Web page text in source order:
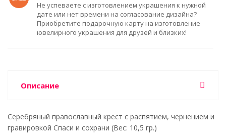
Не успеваете с изготовлением украшения к нужной
дате или нет времени на согласование дизайна?
Приобретите подарочную карту на изготовление
ювелирного украшения для друзей и близких!
Описание
Серебряный православный крест с распятием, чернением и
гравировкой Спаси и сохрани (Вес: 10,5 гр.)